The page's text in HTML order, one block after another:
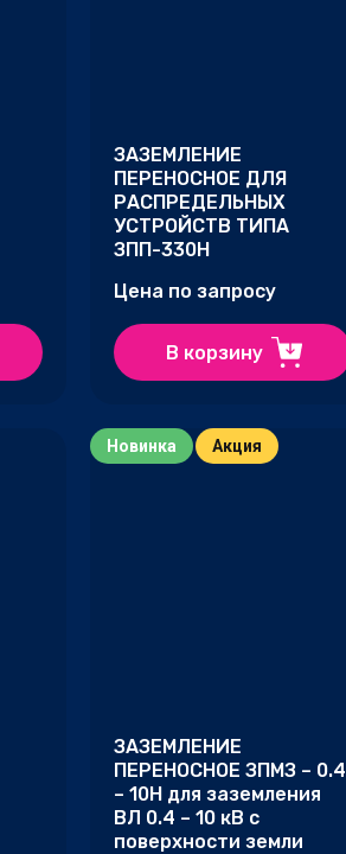
ЗАЗЕМЛЕНИЕ
ПЕРЕНОСНОЕ ДЛЯ
РАСПРЕДЕЛЬНЫХ
УСТРОЙСТВ ТИПА
ЗПП-330Н
Цена по запросу
В корзину
Новинка Акция
ЗАЗЕМЛЕНИЕ
ПЕРЕНОСНОЕ ЗПМЗ – 0.4
– 10Н для заземления
ВЛ 0.4 – 10 кВ с
поверхности земли